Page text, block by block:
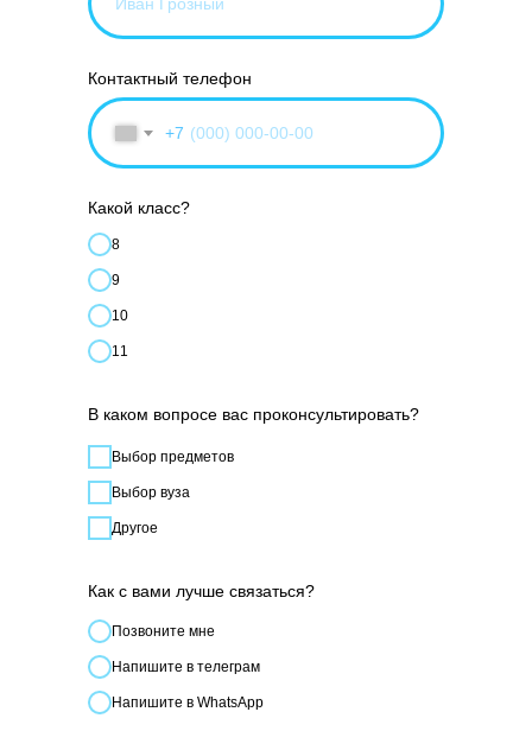
Контактный телефон
+7
Какой класс?
8
9
10
11
В каком вопросе вас проконсультировать?
Выбор предметов
Выбор вуза
Другое
Как с вами лучше связаться?
Позвонитe мне
Напишите в телеграм
Напишите в WhatsApp